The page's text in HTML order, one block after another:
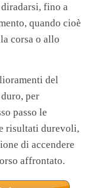
fino a
quando cioè
corsa o allo
del
per
passo le
risultati durevoli,
di accendere
affrontato.